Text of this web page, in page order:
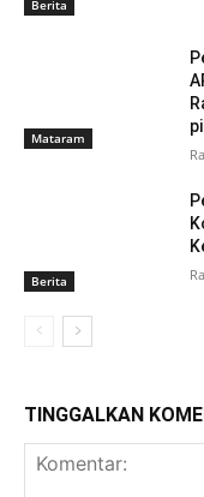
Berita
Mataram
Berita
TINGGALKAN